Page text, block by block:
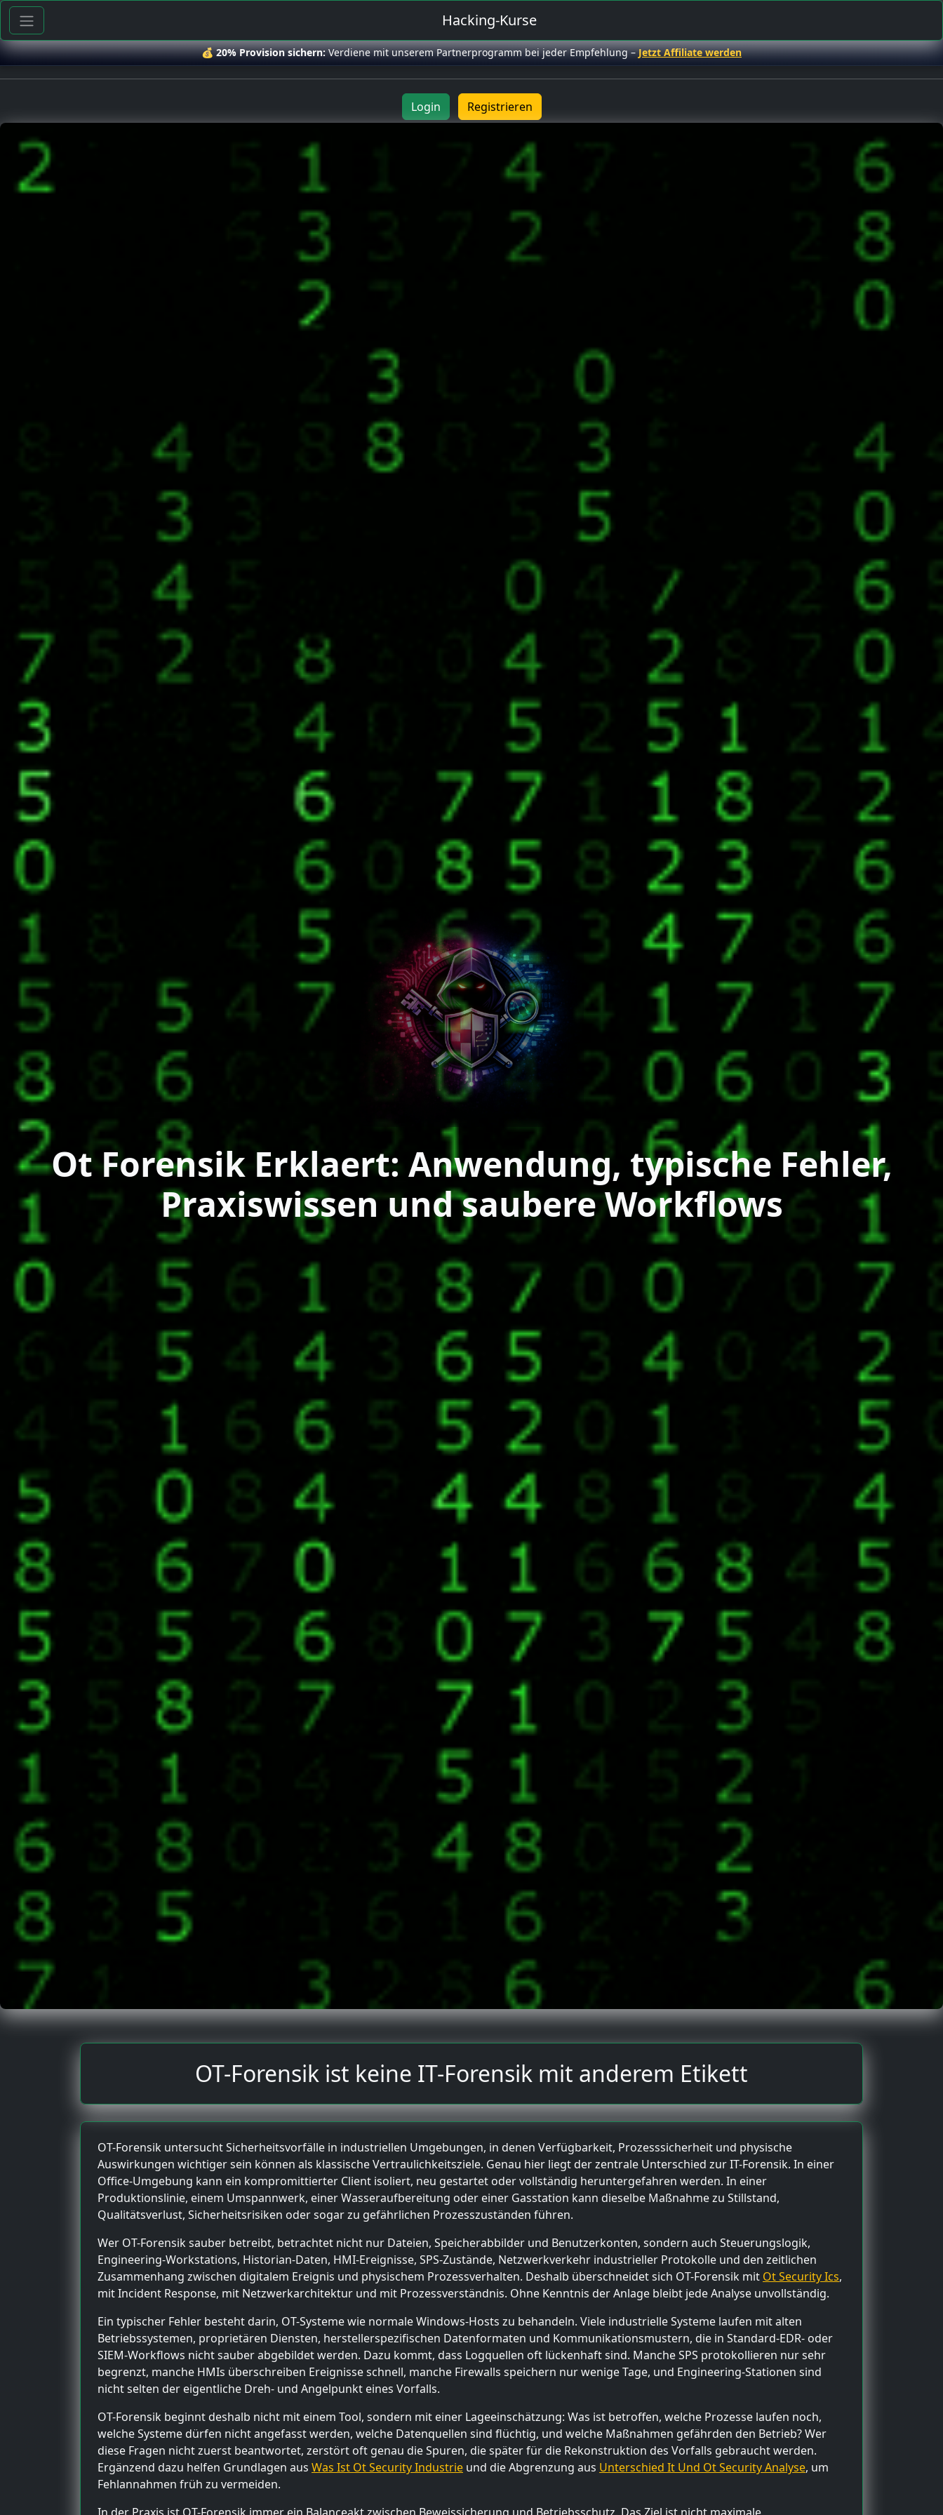
Hacking-Kurse
💰20% Provision sichern:Verdiene mit unserem Partnerprogramm bei jeder Empfehlung –Jetzt Affiliate werden
Login Registrieren
Ot Forensik Erklaert: Anwendung, typische Fehler,
Praxiswissen und saubere Workflows
OT-Forensik ist keine IT-Forensik mit anderem Etikett
OT-Forensik untersucht Sicherheitsvorfälle in industriellen Umgebungen, in denen Verfügbarkeit, Prozesssicherheit und physische
Auswirkungen wichtiger sein können als klassische Vertraulichkeitsziele. Genau hier liegt der zentrale Unterschied zur IT-Forensik. In einer
Office-Umgebung kann ein kompromittierter Client isoliert, neu gestartet oder vollständig heruntergefahren werden. In einer
Produktionslinie, einem Umspannwerk, einer Wasseraufbereitung oder einer Gasstation kann dieselbe Maßnahme zu Stillstand,
Qualitätsverlust, Sicherheitsrisiken oder sogar zu gefährlichen Prozesszuständen führen.
Wer OT-Forensik sauber betreibt, betrachtet nicht nur Dateien, Speicherabbilder und Benutzerkonten, sondern auch Steuerungslogik,
Engineering-Workstations, Historian-Daten, HMI-Ereignisse, SPS-Zustände, Netzwerkverkehr industrieller Protokolle und den zeitlichen
Zusammenhang zwischen digitalem Ereignis und physischem Prozessverhalten. Deshalb überschneidet sich OT-Forensik mit Ot Security Ics,
mit Incident Response, mit Netzwerkarchitektur und mit Prozessverständnis. Ohne Kenntnis der Anlage bleibt jede Analyse unvollständig.
Ein typischer Fehler besteht darin, OT-Systeme wie normale Windows-Hosts zu behandeln. Viele industrielle Systeme laufen mit alten
Betriebssystemen, proprietären Diensten, herstellerspezifischen Datenformaten und Kommunikationsmustern, die in Standard-EDR- oder
SIEM-Workflows nicht sauber abgebildet werden. Dazu kommt, dass Logquellen oft lückenhaft sind. Manche SPS protokollieren nur sehr
begrenzt, manche HMIs überschreiben Ereignisse schnell, manche Firewalls speichern nur wenige Tage, und Engineering-Stationen sind
nicht selten der eigentliche Dreh- und Angelpunkt eines Vorfalls.
OT-Forensik beginnt deshalb nicht mit einem Tool, sondern mit einer Lageeinschätzung: Was ist betroffen, welche Prozesse laufen noch,
welche Systeme dürfen nicht angefasst werden, welche Datenquellen sind flüchtig, und welche Maßnahmen gefährden den Betrieb? Wer
diese Fragen nicht zuerst beantwortet, zerstört oft genau die Spuren, die später für die Rekonstruktion des Vorfalls gebraucht werden.
Ergänzend dazu helfen Grundlagen aus Was Ist Ot Security Industrie und die Abgrenzung aus Unterschied It Und Ot Security Analyse, um
Fehlannahmen früh zu vermeiden.